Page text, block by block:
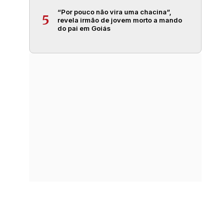
5
“Por pouco não vira uma chacina”,
revela irmão de jovem morto a mando
do pai em Goiás